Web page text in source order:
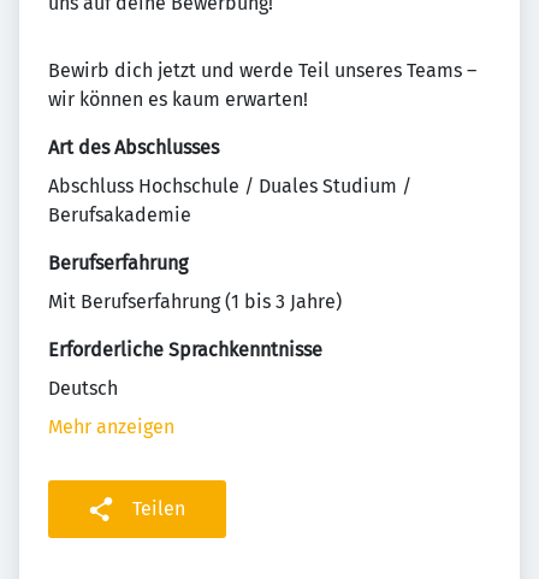
Bewirb dich jetzt und werde Teil unseres Teams –
wir können es kaum erwarten!
Art des Abschlusses
Abschluss Hochschule / Duales Studium /
Berufsakademie
Berufserfahrung
Mit Berufserfahrung (1 bis 3 Jahre)
Erforderliche Sprachkenntnisse
Deutsch
Mehr anzeigen
Teilen